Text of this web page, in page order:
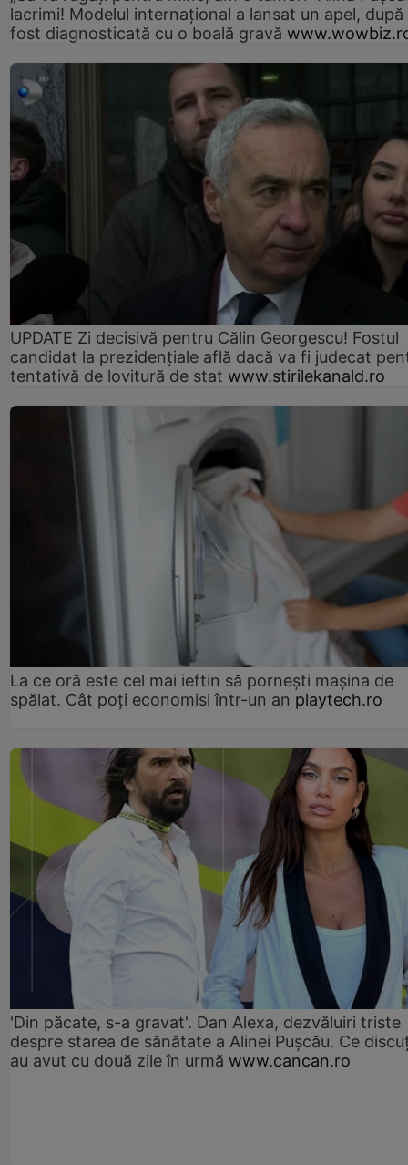
lacrimi! Modelul internațional a lansat un apel, după
fost diagnosticată cu o boală gravă
UPDATE Zi decisivă pentru Călin Georgescu! Fostul
candidat la prezidențiale află dacă va fi judecat
tentativă de lovitură de stat www.stirilekanald.ro
La ce oră este cel mai ieftin să pornești mașina de
spălat. Cât poți economisi într-un an playtech.ro
'Din păcate, s-a gravat'. Dan Alexa, dezvăluiri triste
despre starea de sănătate a Alinei Pușcău. Ce
au avut cu două zile în urmă www.cancan.ro